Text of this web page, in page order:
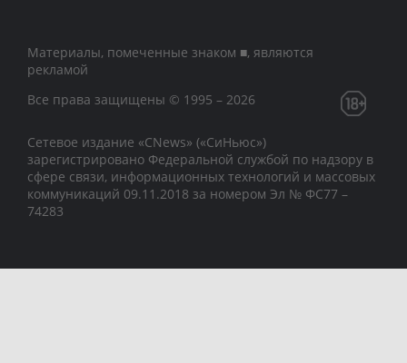
Материалы, помеченные знаком ■, являются
рекламой
Все права защищены © 1995 – 2026
Сетевое издание «CNews» («СиНьюс»)
зарегистрировано Федеральной службой по надзору в
сфере связи, информационных технологий и массовых
коммуникаций 09.11.2018 за номером Эл № ФС77 –
74283